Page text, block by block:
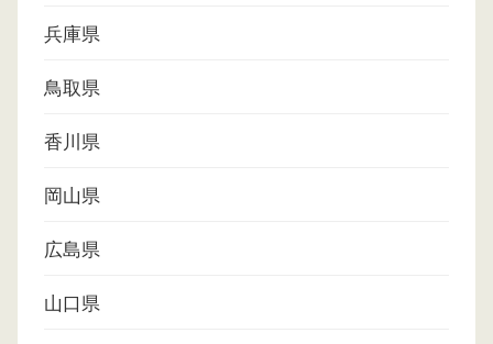
兵庫県
鳥取県
香川県
岡山県
広島県
山口県